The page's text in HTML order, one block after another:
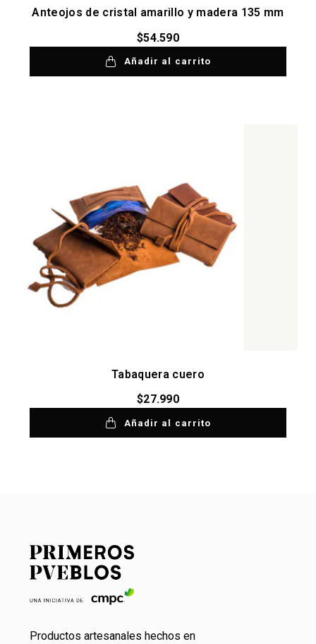
Anteojos de cristal amarillo y madera 135 mm
$54.590
Añadir al carrito
Tabaquera cuero
$27.990
Añadir al carrito
Productos artesanales hechos en